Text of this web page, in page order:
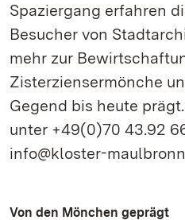
Spaziergang erfahren
Besucher von
mehr zur
Zisterziensermönche
Gegend bis heute
unter +49(0)70 43.92
info@kloster-
Von den Mönchen geprägt